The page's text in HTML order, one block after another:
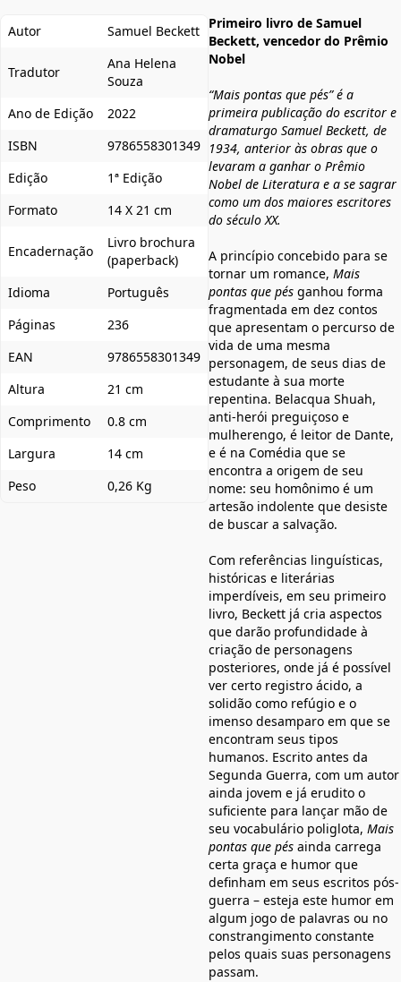
Autor Samuel Beckett
Tradutor
Ana Helena
Souza
Ano de Edição
2022
ISBN
9786558301349
Edição
1ª Edição
Formato
14 X 21 cm
Encadernação
Livro brochura
(paperback)
Idioma
Português
Páginas
236
EAN
9786558301349
Altura
21 cm
Comprimento
0.8 cm
Largura
14 cm
Peso
0,26 Kg
Primeiro livro de Samuel
Beckett, vencedor do Prêmio
Nobel
“Mais pontas que pés” é a
primeira publicação do escritor e
dramaturgo Samuel Beckett, de
1934, anterior às obras que o
levaram a ganhar o Prêmio
Nobel de Literatura e a se sagrar
como um dos maiores escritores
do século XX.
A princípio concebido para se
tornar um romance, Mais
pontas que pés ganhou forma
fragmentada em dez contos
que apresentam o percurso de
vida de uma mesma
personagem, de seus dias de
estudante à sua morte
repentina. Belacqua Shuah,
anti-herói preguiçoso e
mulherengo, é leitor de Dante,
e é na Comédia que se
encontra a origem de seu
nome: seu homônimo é um
artesão indolente que desiste
de buscar a salvação.
Com referências linguísticas,
históricas e literárias
imperdíveis, em seu primeiro
livro, Beckett já cria aspectos
que darão profundidade à
criação de personagens
posteriores, onde já é possível
ver certo registro ácido, a
solidão como refúgio e o
imenso desamparo em que se
encontram seus tipos
humanos. Escrito antes da
Segunda Guerra, com um autor
ainda jovem e já erudito o
suficiente para lançar mão de
seu vocabulário poliglota, Mais
pontas que pés ainda carrega
certa graça e humor que
definham em seus escritos pós-
guerra – esteja este humor em
algum jogo de palavras ou no
constrangimento constante
pelos quais suas personagens
passam.